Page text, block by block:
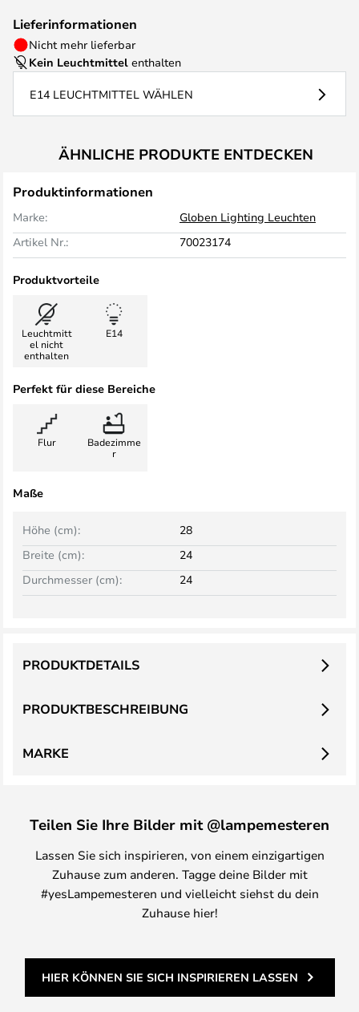
Lieferinformationen
Nicht mehr lieferbar
Kein Leuchtmittel enthalten
E14 LEUCHTMITTEL WÄHLEN
ÄHNLICHE PRODUKTE ENTDECKEN
Produktinformationen
Marke:
Globen Lighting Leuchten
Artikel Nr.:
70023174
Produktvorteile
Leuchtmitt
el nicht
enthalten
E14
Perfekt für diese Bereiche
Flur
Badezimme
r
Maße
Breite (cm): 24
Höhe (cm): 28
Durchmesser (cm): 24
PRODUKTBESCHREIBUNG
PRODUKTDETAILS
MARKE
Teilen Sie Ihre Bilder mit @lampemesteren
Lassen Sie sich inspirieren, von einem einzigartigen
Zuhause zum anderen. Tagge deine Bilder mit
#yesLampemesteren und vielleicht siehst du dein
Zuhause hier!
HIER KÖNNEN SIE SICH INSPIRIEREN LASSEN